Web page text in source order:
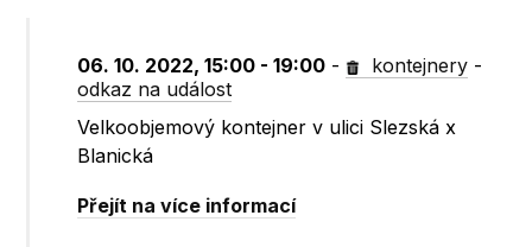
06. 10. 2022, 15:00 - 19:00 - kontejnery -
odkaz na událost
Velkoobjemový kontejner v ulici Slezská x
Blanická
Přejít na více informací